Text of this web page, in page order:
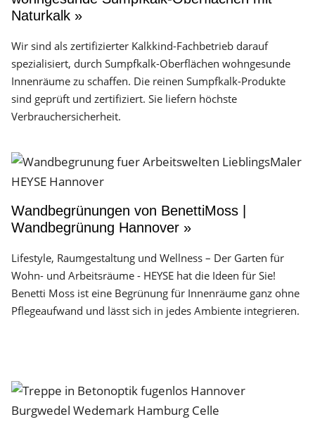
Naturkalk »
Wir sind als zertifizierter Kalkkind-Fachbetrieb darauf
spezialisiert, durch Sumpfkalk-Oberflächen wohngesunde
Innenräume zu schaffen. Die reinen Sumpfkalk-Produkte
sind geprüft und zertifiziert. Sie liefern höchste
Verbrauchersicherheit.
Wandbegrünungen von BenettiMoss |
Wandbegrünung Hannover »
Lifestyle, Raumgestaltung und Wellness – Der Garten für
Wohn- und Arbeitsräume - HEYSE hat die Ideen für Sie!
Benetti Moss ist eine Begrünung für Innenräume ganz ohne
Pflegeaufwand und lässt sich in jedes Ambiente integrieren.